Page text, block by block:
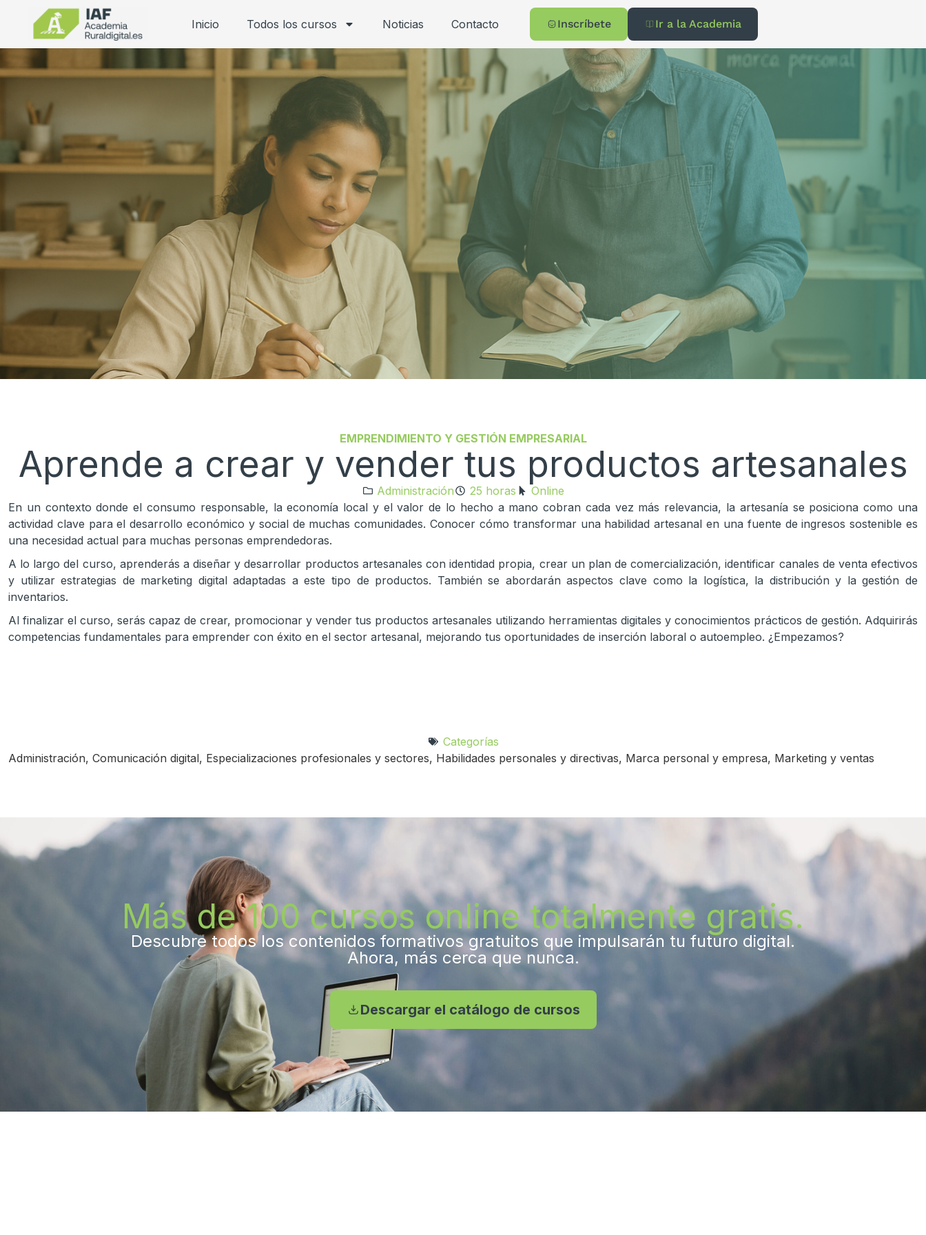
Inicio Todos los cursos Noticias Contacto Inscríbete Ir a la Academia
EMPRENDIMIENTO Y GESTIÓN EMPRESARIAL
Aprende a crear y vender tus productos artesanales
Administración 25 horas
Online
En un contexto donde el consumo responsable, la economía local y el valor de lo hecho a mano cobran cada vez más relevancia, la artesanía se posiciona como una
actividad clave para el desarrollo económico y social de muchas comunidades. Conocer cómo transformar una habilidad artesanal en una fuente de ingresos sostenible es
una necesidad actual para muchas personas emprendedoras.
A lo largo del curso, aprenderás a diseñar y desarrollar productos artesanales con identidad propia, crear un plan de comercialización, identificar canales de venta efectivos
y utilizar estrategias de marketing digital adaptadas a este tipo de productos. También se abordarán aspectos clave como la logística, la distribución y la gestión de
inventarios.
Al finalizar el curso, serás capaz de crear, promocionar y vender tus productos artesanales utilizando herramientas digitales y conocimientos prácticos de gestión. Adquirirás
competencias fundamentales para emprender con éxito en el sector artesanal, mejorando tus oportunidades de inserción laboral o autoempleo. ¿Empezamos?
Categorías
Administración, Comunicación digital, Especializaciones profesionales y sectores, Habilidades personales y directivas, Marca personal y empresa, Marketing y ventas
Más de 100 cursos online totalmente gratis.
Descubre todos los contenidos formativos gratuitos que impulsarán tu futuro digital.
Ahora, más cerca que nunca.
Descargar el catálogo de cursos